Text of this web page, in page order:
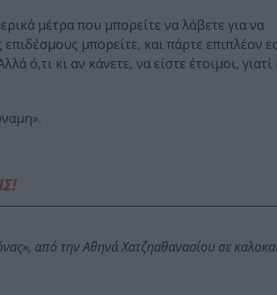
μέτρα που μπορείτε να λάβετε για να
μπορείτε, και πάρτε επιπλέον
ό,τι κι αν κάνετε, να είστε έτοιμοι,
από την Αθηνά Χατζηαθανασίου σε